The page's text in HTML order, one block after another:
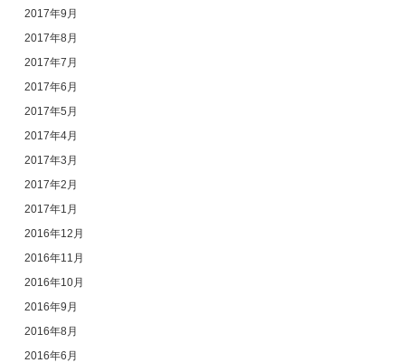
2017年9月
2017年8月
2017年7月
2017年6月
2017年5月
2017年4月
2017年3月
2017年2月
2017年1月
2016年12月
2016年11月
2016年10月
2016年9月
2016年8月
2016年6月